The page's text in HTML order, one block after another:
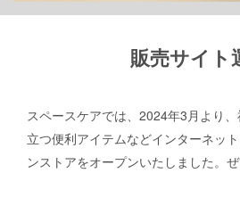
販売サイト
スペースケアでは、2024年3月より
立つ便利アイテムなどインターネッ
ンストアをオープンいたしました。ぜ